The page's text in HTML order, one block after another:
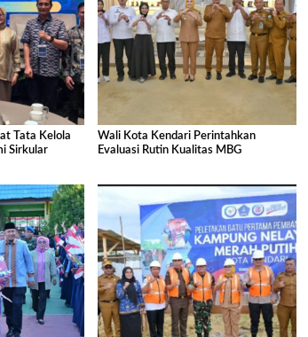
Tata Kelola
Sirkular
Wali Kota Kendari Perintahkan
Evaluasi Rutin Kualitas MBG